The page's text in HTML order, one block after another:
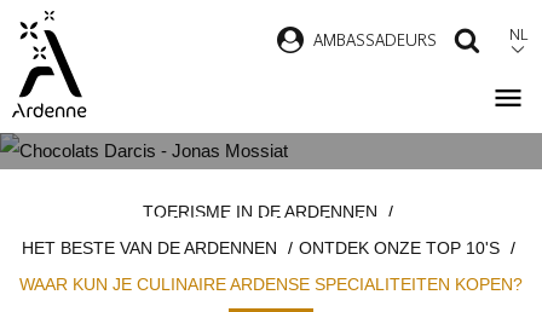
Overslaan
naar
inhoud
AMBASSADEURS NL
ARDENSE SPECIALITEITEN
KOPEN?
TOERISME IN DE ARDENNEN
HET BESTE VAN DE ARDENNEN
ONTDEK ONZE TOP 10'S
WAAR KUN JE CULINAIRE ARDENSE SPECIALITEITEN KOPEN?